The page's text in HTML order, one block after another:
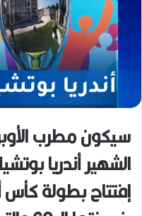
سيكون مطرب
الشهير أندريا